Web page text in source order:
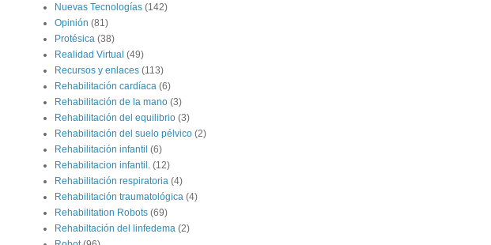
Nuevas Tecnologías (142)
Opinión (81)
Protésica (38)
Realidad Virtual (49)
Recursos y enlaces (113)
Rehabilitación cardíaca (6)
Rehabilitación de la mano (3)
Rehabilitación del equilibrio (3)
Rehabilitación del suelo pélvico (2)
Rehabilitación infantil (6)
Rehabilitacion infantil. (12)
Rehabilitación respiratoria (4)
Rehabilitación traumatológica (4)
Rehabilitation Robots (69)
Rehabiltación del linfedema (2)